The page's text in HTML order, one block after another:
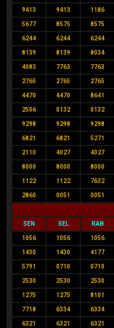
9413 9413 1186
5677 8575 8575
6244 6244 6244
8139 8139 8034
4083 7763 7763
2765 2765 2765
4470 4470 8641
2506 0132 0132
9298 9298 9298
6821 6821 5271
2110 4027 4027
8000 8000 8000
1122 1122 7632
2860 0051 0051
SEN SEL RAB
1056 1056 1056
1430 1430 4177
5791 0710 0710
2530 2530 2530
1275 1275 8101
7718 6334 6334
6321 6321 6321